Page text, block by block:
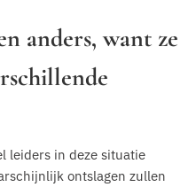
anders, want ze
leiders in deze situatie
ontslagen zullen